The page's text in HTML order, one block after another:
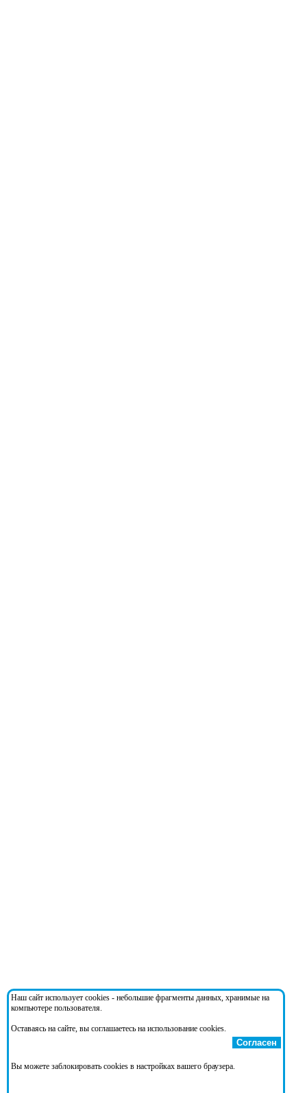
Наш сайт использует cookies - небольшие фрагменты данных, хранимые на
компьютере пользователя.
Оставаясь на сайте, вы соглашаетесь на использование cookies.
Согласен
Вы можете заблокировать cookies в настройках вашего браузера.